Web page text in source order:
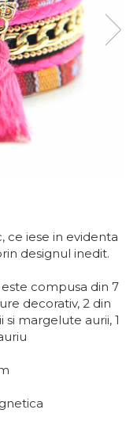
ce iese in evidenta
designul inedit.
compusa din 7
decorativ, 2 din
margelute aurii, 1